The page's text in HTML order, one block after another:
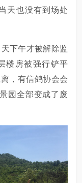
天也没有到场处
下午才被解除监
楼房被强行铲平
，有信鸽协会会
园全部变成了废